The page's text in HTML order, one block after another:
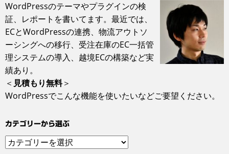
WordPressのテーマやプラグインの検
証、レポートを書いてます。最近では、
ECとWordPressの連携、物流アウトソ
ーシングへの移行、受注在庫のEC一括管
理システム‎の導入、越境ECの構築など実
績あり。
＜ 見積もり無料＞
WordPressでこんな機能を使いたいなどご要望ください。
カテゴリーから選ぶ
カ